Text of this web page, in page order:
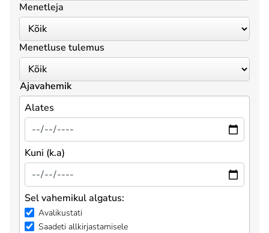
Menetleja
Menetluse tulemus
Ajavahemik
Alates
Kuni (k.a)
Sel vahemikul algatus:
Avalikustati
Saadeti allkirjastamisele